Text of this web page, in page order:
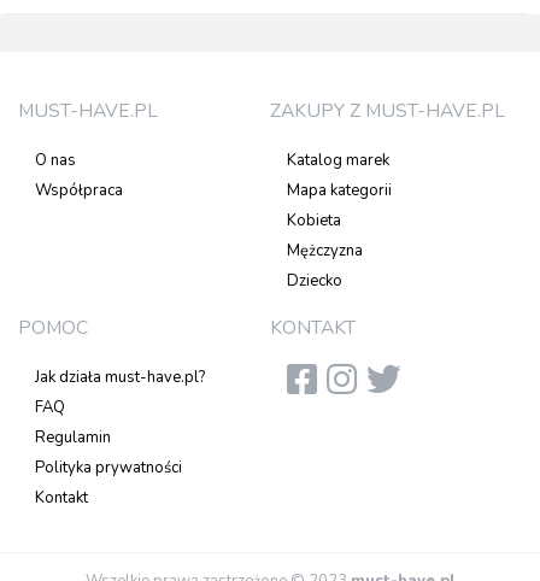
MUST-HAVE.PL
O nas
Współpraca
ZAKUPY Z MUST-HAVE.PL
Katalog marek
Mapa kategorii
Kobieta
Mężczyzna
Dziecko
POMOC
Jak działa must-have.pl?
FAQ
Regulamin
Polityka prywatności
Kontakt
KONTAKT